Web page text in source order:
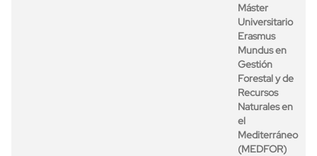
Máster
Universitario
Erasmus
Mundus en
Gestión
Forestal y de
Recursos
Naturales en
el
Mediterráneo
(MEDFOR)